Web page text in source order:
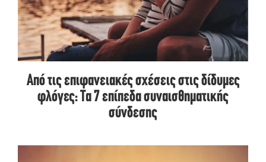
Από τις επιφανειακές σχέσεις στις δίδυμες
φλόγες: Τα 7 επίπεδα συναισθηματικής
σύνδεσης